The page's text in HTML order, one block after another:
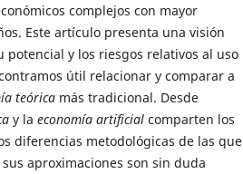
complejos con mayor
Este artículo presenta una visión
potencial y los riesgos relativos al uso
útil relacionar y comparar a
teórica más tradicional. Desde
y la economía artificial comparten los
diferencias metodológicas de las que
aproximaciones son sin duda